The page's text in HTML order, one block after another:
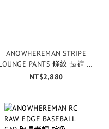
ANOWHEREMAN STRIPE
PANTS 條紋 長褲 黑
色
NT$2,880